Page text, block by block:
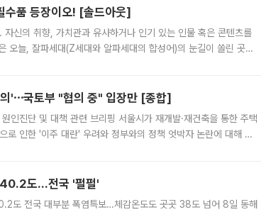
품 등장이오! [솔드아웃]
자신의 취향, 가치관과 유사하거나 인기 있는 인물 혹은 콘텐츠를
늘, 잘파세대(Z세대와 알파세대의 합성어)의 눈길이 쏠린 곳은
'⋯국토부 "협의 중" 입장만 [종합]
인진단 및 대책 관련 브리핑 서울시가 재개발·재건축을 통한 주택
로 인한 '이주 대란' 우려와 정부와의 정책 엇박자 논란에 대해 정
40.2도…전국 '펄펄'
도 전국 대부분 폭염특보…체감온도도 곳곳 38도 넘어 8일 동해